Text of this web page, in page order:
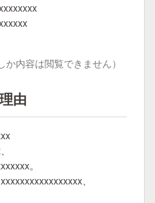
か内容は閲覧できません）
由
。
、